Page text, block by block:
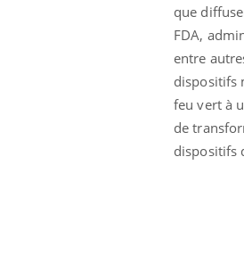
que
FDA,
entre
dispositifs
feu vert à
de
dispositifs
Fatigue, irritabilité,
même alopécie… Les
carence en fer sont